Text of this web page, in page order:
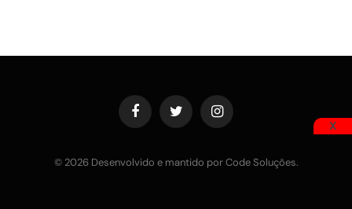
FacebookTwitter Instagram
© 2026 Desenvolvido e mantido por Code Soluções.
X